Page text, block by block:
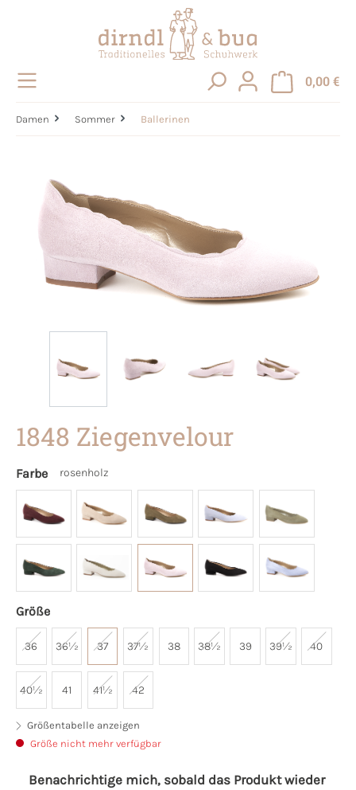
0,00 €
Damen Sommer Ballerinen
1848 Ziegenvelour
Farbe rosenholz
Größe
36 36½ 37 37½ 38 38½ 39 39½ 40
40½ 41 41½ 42
Größentabelle anzeigen
Größe nicht mehr verfügbar
Benachrichtige mich, sobald das Produkt wieder